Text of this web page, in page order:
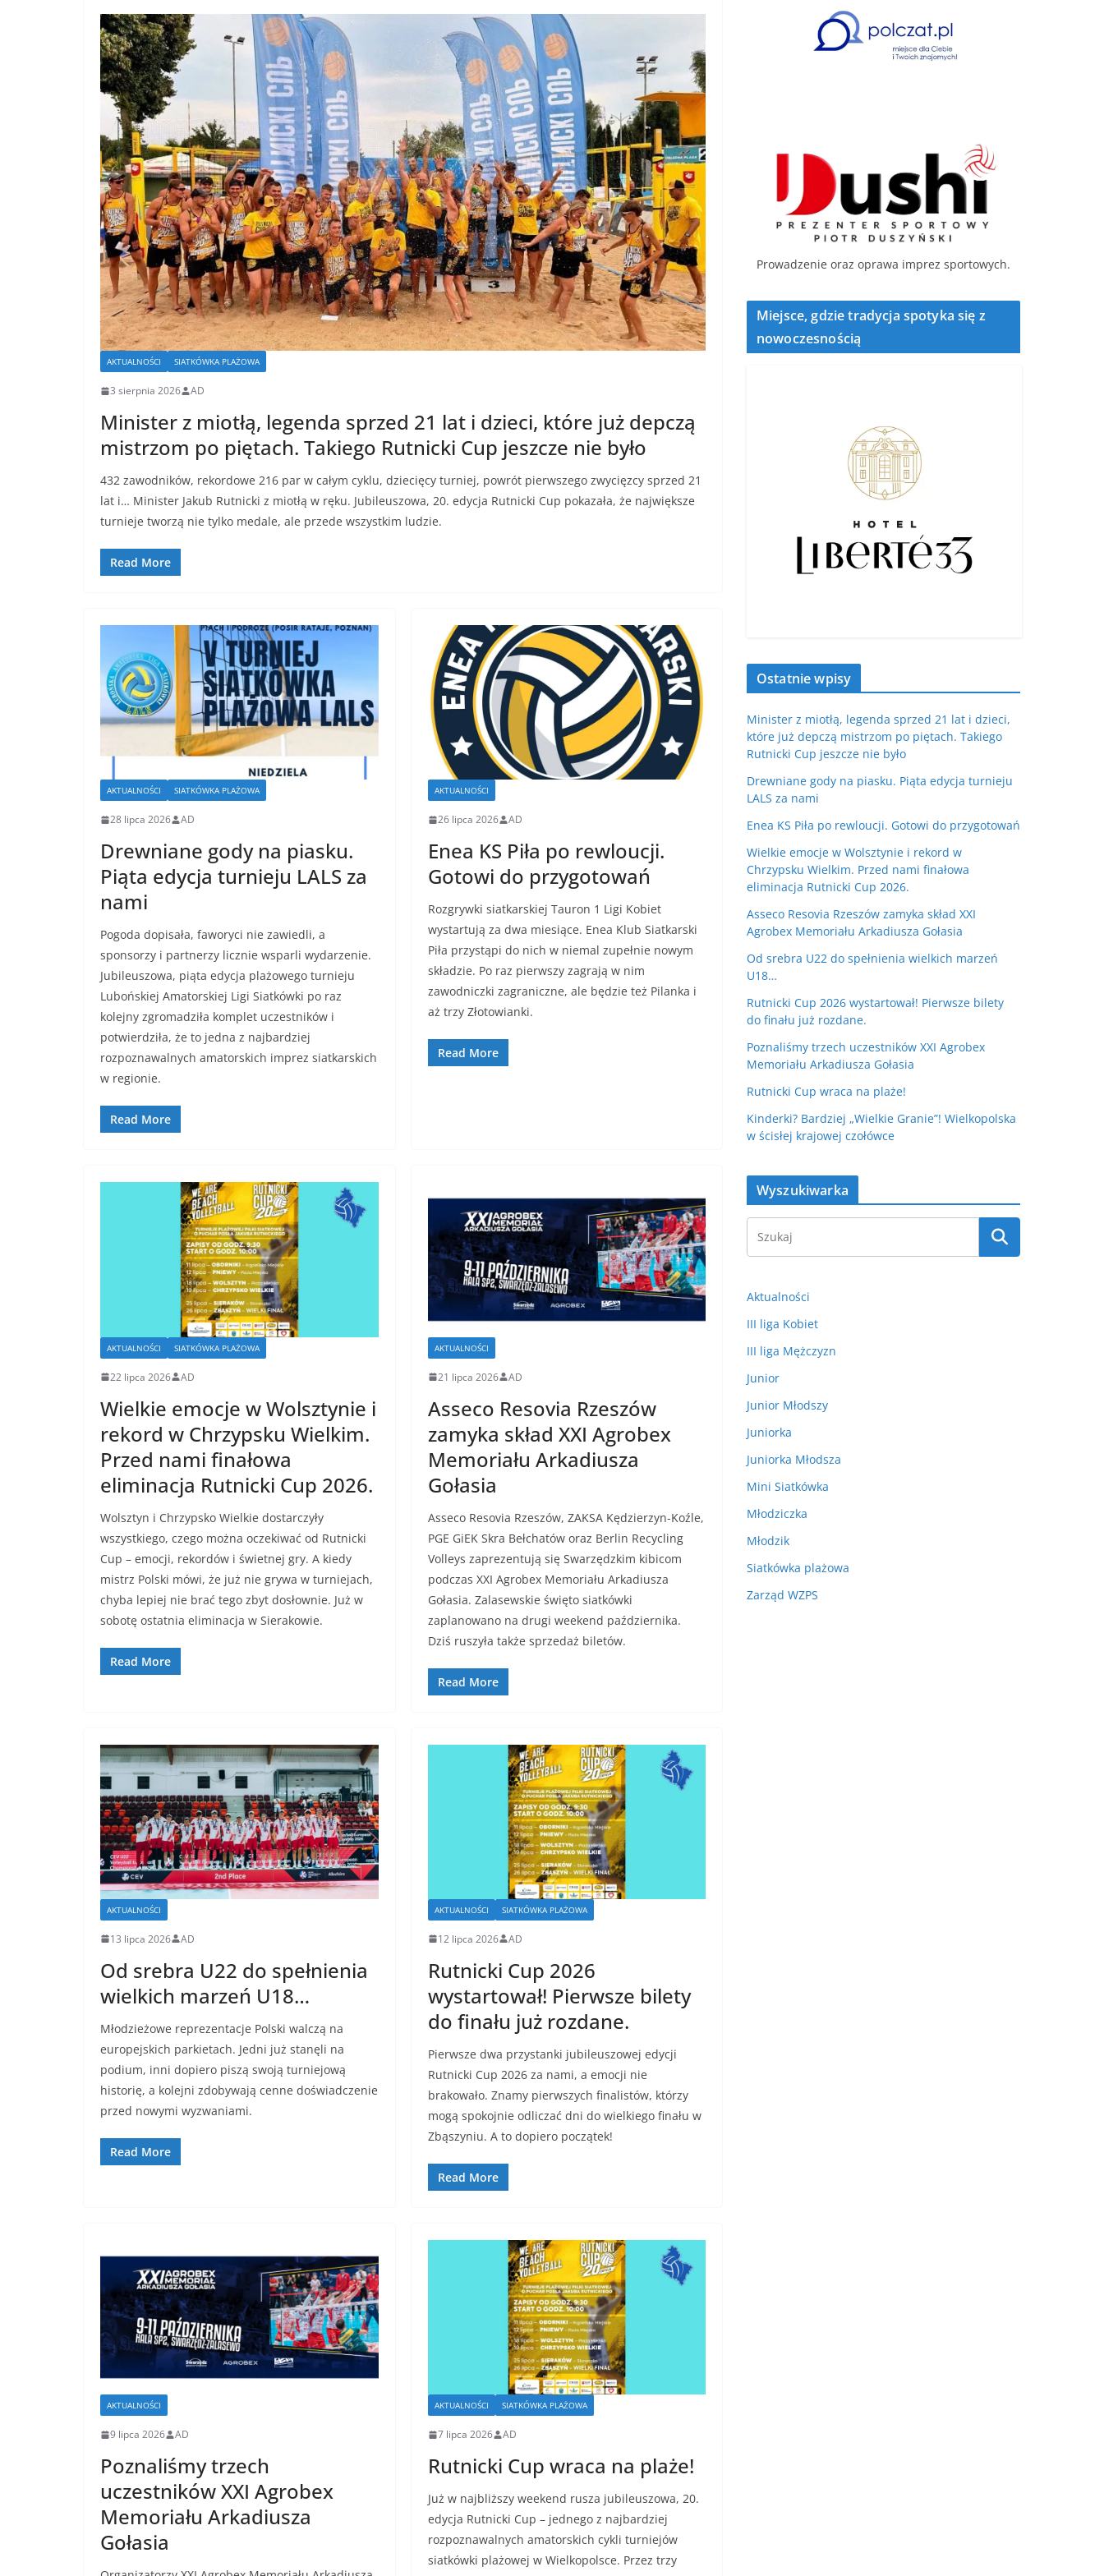
AKTUALNOŚCI SIATKÓWKA PLAŻOWA
3 sierpnia 2026 AD
Minister z miotłą, legenda sprzed 21 lat i dzieci, które już depczą
mistrzom po piętach. Takiego Rutnicki Cup jeszcze nie było
432 zawodników, rekordowe 216 par w całym cyklu, dziecięcy turniej, powrót pierwszego zwycięzcy sprzed 21
lat i… Minister Jakub Rutnicki z miotłą w ręku. Jubileuszowa, 20. edycja Rutnicki Cup pokazała, że największe
turnieje tworzą nie tylko medale, ale przede wszystkim ludzie.
Read More
AKTUALNOŚCI SIATKÓWKA PLAŻOWA
28 lipca 2026 AD
Drewniane gody na piasku.
Piąta edycja turnieju LALS za
nami
Pogoda dopisała, faworyci nie zawiedli, a
sponsorzy i partnerzy licznie wsparli wydarzenie.
Jubileuszowa, piąta edycja plażowego turnieju
Lubońskiej Amatorskiej Ligi Siatkówki po raz
kolejny zgromadziła komplet uczestników i
potwierdziła, że to jedna z najbardziej
rozpoznawalnych amatorskich imprez siatkarskich
w regionie.
Read More
AKTUALNOŚCI
26 lipca 2026 AD
Enea KS Piła po rewloucji.
Gotowi do przygotowań
Rozgrywki siatkarskiej Tauron 1 Ligi Kobiet
wystartują za dwa miesiące. Enea Klub Siatkarski
Piła przystąpi do nich w niemal zupełnie nowym
składzie. Po raz pierwszy zagrają w nim
zawodniczki zagraniczne, ale będzie też Pilanka i
aż trzy Złotowianki.
Read More
AKTUALNOŚCI SIATKÓWKA PLAŻOWA
22 lipca 2026 AD
Wielkie emocje w Wolsztynie i
rekord w Chrzypsku Wielkim.
Przed nami finałowa
eliminacja Rutnicki Cup 2026.
Wolsztyn i Chrzypsko Wielkie dostarczyły
wszystkiego, czego można oczekiwać od Rutnicki
Cup – emocji, rekordów i świetnej gry. A kiedy
mistrz Polski mówi, że już nie grywa w turniejach,
chyba lepiej nie brać tego zbyt dosłownie. Już w
sobotę ostatnia eliminacja w Sierakowie.
Read More
AKTUALNOŚCI
21 lipca 2026 AD
Asseco Resovia Rzeszów
zamyka skład XXI Agrobex
Memoriału Arkadiusza
Gołasia
Asseco Resovia Rzeszów, ZAKSA Kędzierzyn-Koźle,
PGE GiEK Skra Bełchatów oraz Berlin Recycling
Volleys zaprezentują się Swarzędzkim kibicom
podczas XXI Agrobex Memoriału Arkadiusza
Gołasia. Zalasewskie święto siatkówki
zaplanowano na drugi weekend października.
Dziś ruszyła także sprzedaż biletów.
Read More
AKTUALNOŚCI
13 lipca 2026 AD
Od srebra U22 do spełnienia
wielkich marzeń U18…
Młodzieżowe reprezentacje Polski walczą na
europejskich parkietach. Jedni już stanęli na
podium, inni dopiero piszą swoją turniejową
historię, a kolejni zdobywają cenne doświadczenie
przed nowymi wyzwaniami.
Read More
AKTUALNOŚCI SIATKÓWKA PLAŻOWA
12 lipca 2026 AD
Rutnicki Cup 2026
wystartował! Pierwsze bilety
do finału już rozdane.
Pierwsze dwa przystanki jubileuszowej edycji
Rutnicki Cup 2026 za nami, a emocji nie
brakowało. Znamy pierwszych finalistów, którzy
mogą spokojnie odliczać dni do wielkiego finału w
Zbąszyniu. A to dopiero początek!
Read More
AKTUALNOŚCI
9 lipca 2026 AD
Poznaliśmy trzech
uczestników XXI Agrobex
Memoriału Arkadiusza
Gołasia
AKTUALNOŚCI SIATKÓWKA PLAŻOWA
7 lipca 2026 AD
Rutnicki Cup wraca na plaże!
Już w najbliższy weekend rusza jubileuszowa, 20.
edycja Rutnicki Cup – jednego z najbardziej
rozpoznawalnych amatorskich cykli turniejów
siatkówki plażowej w Wielkopolsce. Przez trzy
Prowadzenie oraz oprawa imprez sportowych.
Miejsce, gdzie tradycja spotyka się z
nowoczesnością
Ostatnie wpisy
Minister z miotłą, legenda sprzed 21 lat i dzieci,
które już depczą mistrzom po piętach. Takiego
Rutnicki Cup jeszcze nie było
Drewniane gody na piasku. Piąta edycja turnieju
LALS za nami
Enea KS Piła po rewloucji. Gotowi do przygotowań
Wielkie emocje w Wolsztynie i rekord w
Chrzypsku Wielkim. Przed nami finałowa
eliminacja Rutnicki Cup 2026.
Asseco Resovia Rzeszów zamyka skład XXI
Agrobex Memoriału Arkadiusza Gołasia
Od srebra U22 do spełnienia wielkich marzeń
U18…
Rutnicki Cup 2026 wystartował! Pierwsze bilety
do finału już rozdane.
Poznaliśmy trzech uczestników XXI Agrobex
Memoriału Arkadiusza Gołasia
Rutnicki Cup wraca na plaże!
Kinderki? Bardziej „Wielkie Granie”! Wielkopolska
w ścisłej krajowej czołówce
Wyszukiwarka
Aktualności
III liga Kobiet
III liga Mężczyzn
Junior
Junior Młodszy
Juniorka
Juniorka Młodsza
Mini Siatkówka
Młodziczka
Młodzik
Siatkówka plażowa
Zarząd WZPS